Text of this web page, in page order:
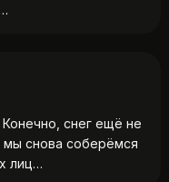
Конечно, снег ещё не
мы снова соберёмся
лиц…